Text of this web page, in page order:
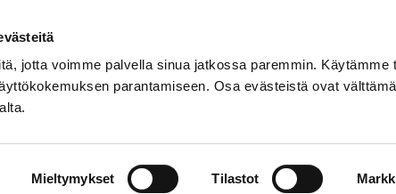
jotta voimme palvella sinua jatkossa paremmin. Käytämme
parantamiseen. Osa evästeistä ovat
Mieltymykset Tilastot